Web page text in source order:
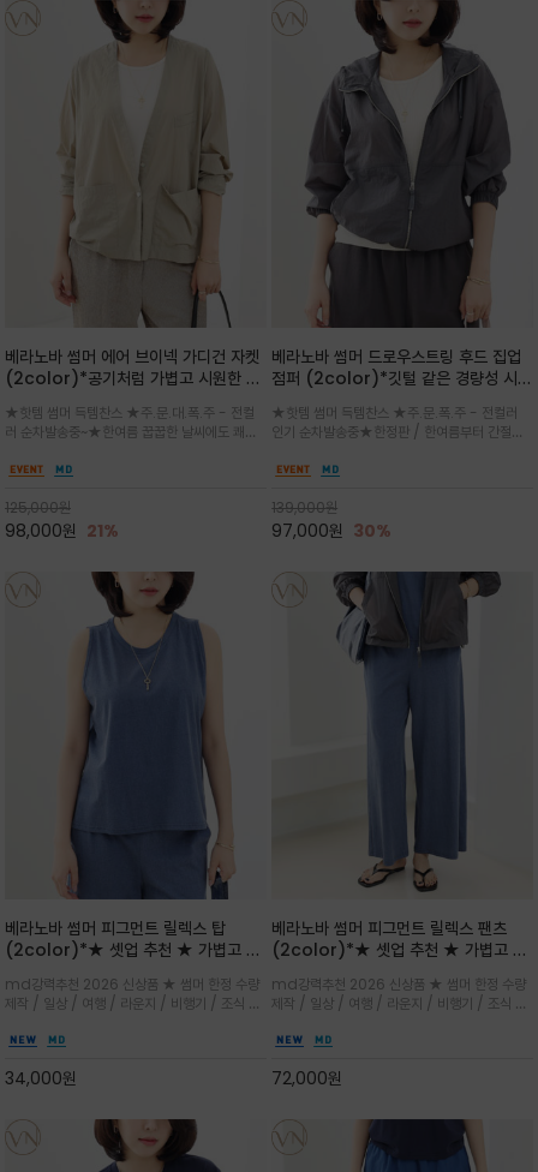
베라노바 썸머 에어 브이넥 가디건 자켓
(2color)*공기처럼 가볍고 시원한 나
브이넥 디자인이라 부담없이 쓱쓱~걸치
는 꾸안꾸!!가볍고 바스락한 나일론 블렌
드 소재감이 세련된 무드를 더해주는 가
★핫템 썸머 득템찬스 ★주.문.대.폭.주 - 전컬
러 순차발송중~★한여름 꿉꿉한 날씨에도 쾌적
일 자켓은 가벼운 무게감과 방수성 덕분에 여름
등과 밸런스를 맞춥니다
125,000원
98,000원 21%
베라노바 썸머 드로우스트링 후드 집업
점퍼 (2color)*깃털 같은 경량성 시원
(Volume Fit)가볍지만 입체적인 실
루엣을 유지하는 구조적 디자인
★핫템 썸머 득템찬스 ★주.문.폭.주 - 전컬러
인기 순차발송중★한정판 / 한여름부터 간절기
단 스토퍼 디테일로 핏 조절이 가능해 실용적/바
가볍게 비치는 세련된후드
139,000원
97,000원 30%
베라노바 썸머 피그먼트 릴렉스 탑
(2color)*★ 셋업 추천 ★ 가볍고 부
튼 소재로 완성
md강력추천 2026 신상품 ★ 썸머 한정 수량
제작 / 일상 / 여행 / 라운지 / 비행기 / 조식 /
그먼트로 제작되어 편하고 가볍게 후회없으실 아
34,000원
베라노바 썸머 피그먼트 릴렉스 팬츠
(2color)*★ 셋업 추천 ★ 가볍고 부
튼 소재로 완성
md강력추천 2026 신상품 ★ 썸머 한정 수량
제작 / 일상 / 여행 / 라운지 / 비행기 / 조식 /
그먼트로 제작되어 편하고 가볍게 후회없으실 아
72,000원